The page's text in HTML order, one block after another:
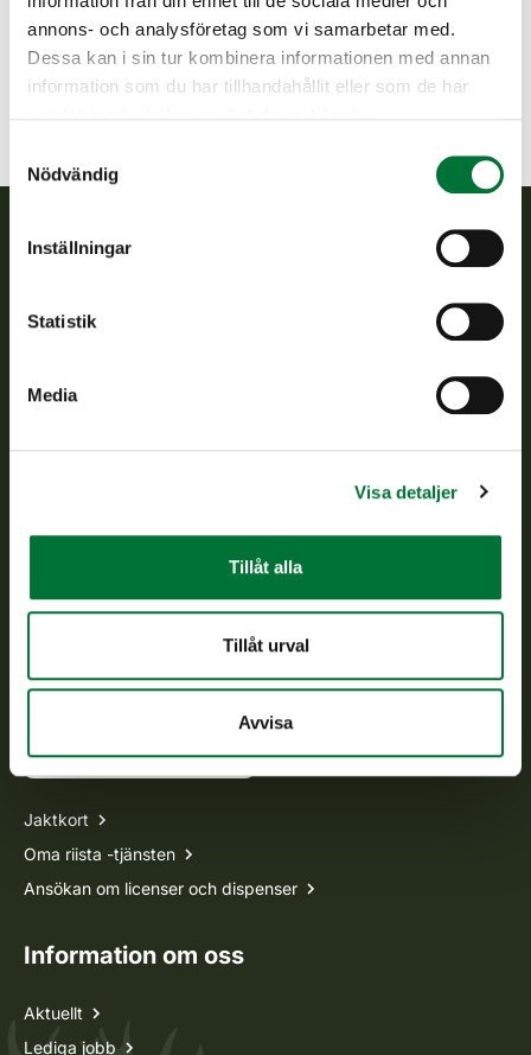
annons- och analysföretag som vi samarbetar med.
Dessa kan i sin tur kombinera informationen med annan
information som du har tillhandahållit eller som de har
Nödvändig
Inställningar
Statistik
Media
Visa detaljer
Tillåt alla
Tillåt urval
Avvisa
040 357 9131
pello@rhy.riista.fi
Finlands viltcentral främjar en hållbar vilthushållning, stöder
verkställs och svarar för de offentliga förvaltningsuppgifter
som föreskrivs.
Om oss
tel. 029 431 2001
Ofta ställda frågor
Alla kontaktuppgifter
Jaktkort
Oma riista -tjänsten
Ansökan om licenser och dispenser
Information om oss
Aktuellt
Lediga jobb